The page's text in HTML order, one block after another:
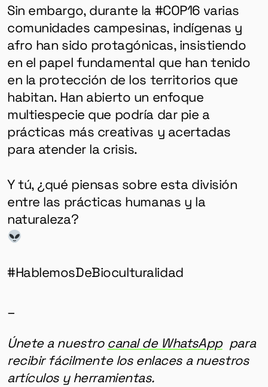
Sin embargo, durante la #COP16 varias
comunidades campesinas, indígenas y
afro han sido protagónicas, insistiendo
en el papel fundamental que han tenido
en la protección de los territorios que
habitan. Han abierto un enfoque
multiespecie que podría dar pie a
prácticas más creativas y acertadas
para atender la crisis.
Y tú, ¿qué piensas sobre esta división
entre las prácticas humanas y la
naturaleza?
#HablemosDeBioculturalidad
Únete a nuestro canal de WhatsApppara
recibir fácilmente los enlaces a nuestros
artículos y herramientas.